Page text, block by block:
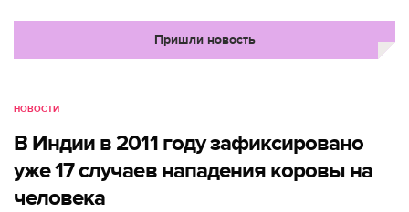
Пришли новость
НОВОСТИ
В Индии в 2011 году зафиксировано
уже 17 случаев нападения коровы на
человека